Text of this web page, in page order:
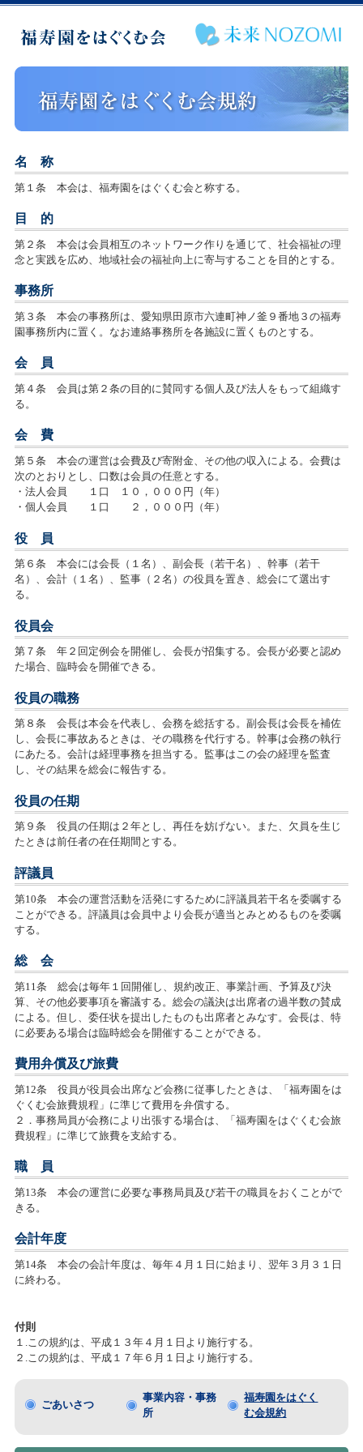
名 称
第１条 本会は、福寿園をはぐくむ会と称する。
目 的
第２条 本会は会員相互のネットワーク作りを通じて、社会福祉の理
念と実践を広め、地域社会の福祉向上に寄与することを目的とする。
事務所
第３条 本会の事務所は、愛知県田原市六連町神ノ釜９番地３の福寿
園事務所内に置く。なお連絡事務所を各施設に置くものとする。
会 員
第４条 会員は第２条の目的に賛同する個人及び法人をもって組織す
る。
会 費
第５条 本会の運営は会費及び寄附金、その他の収入による。会費は
次のとおりとし、口数は会員の任意とする。
・法人会員 １口 １０，０００円（年）
・個人会員 １口 ２，０００円（年）
役 員
第６条 本会には会長（１名）、副会長（若干名）、幹事（若干
名）、会計（１名）、監事（２名）の役員を置き、総会にて選出す
る。
役員会
第７条 年２回定例会を開催し、会長が招集する。会長が必要と認め
た場合、臨時会を開催できる。
役員の職務
第８条 会長は本会を代表し、会務を総括する。副会長は会長を補佐
し、会長に事故あるときは、その職務を代行する。幹事は会務の執行
にあたる。会計は経理事務を担当する。監事はこの会の経理を監査
し、その結果を総会に報告する。
役員の任期
第９条 役員の任期は２年とし、再任を妨げない。また、欠員を生じ
たときは前任者の在任期間とする。
評議員
第10条 本会の運営活動を活発にするために評議員若干名を委嘱する
ことができる。評議員は会員中より会長が適当とみとめるものを委嘱
する。
総 会
第11条 総会は毎年１回開催し、規約改正、事業計画、予算及び決
算、その他必要事項を審議する。総会の議決は出席者の過半数の賛成
による。但し、委任状を提出したものも出席者とみなす。会長は、特
に必要ある場合は臨時総会を開催することができる。
費用弁償及び旅費
第12条 役員が役員会出席など会務に従事したときは、「福寿園をは
ぐくむ会旅費規程」に準じて費用を弁償する。
２．事務局員が会務により出張する場合は、「福寿園をはぐくむ会旅
費規程」に準じて旅費を支給する。
職 員
第13条 本会の運営に必要な事務局員及び若干の職員をおくことがで
きる。
会計年度
第14条 本会の会計年度は、毎年４月１日に始まり、翌年３月３１日
に終わる。
付則
１.この規約は、平成１３年４月１日より施行する。
２.この規約は、平成１７年６月１日より施行する。
ごあいさつ
事業内容・事務
所
福寿園をはぐく
む会規約